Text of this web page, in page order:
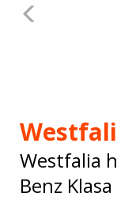
AKCESORIA
SPORTOWE
Westfalia
Benz